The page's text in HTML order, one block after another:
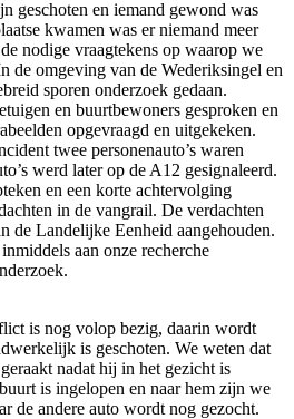
geschoten en iemand gewond was
kwamen was er niemand meer
nodige vraagtekens op waarop we
de omgeving van de Wederiksingel en
sporen onderzoek gedaan.
en buurtbewoners gesproken en
opgevraagd en uitgekeken.
twee personenauto’s waren
werd later op de A12 gesignaleerd.
en een korte achtervolging
in de vangrail. De verdachten
de Landelijke Eenheid aangehouden.
aan onze recherche
is nog volop bezig, daarin wordt
is geschoten. We weten dat
nadat hij in het gezicht is
is ingelopen en naar hem zijn we
de andere auto wordt nog gezocht.